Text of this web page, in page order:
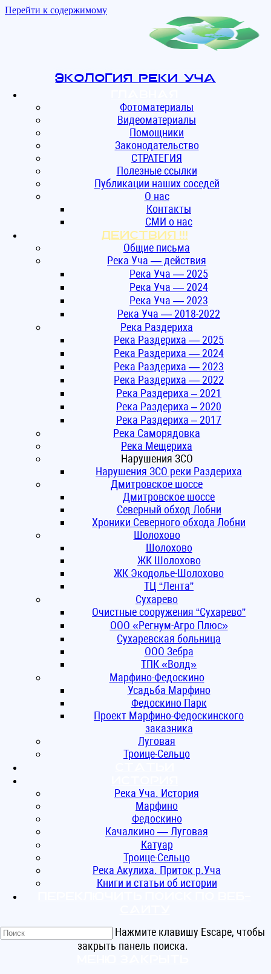
Перейти к содержимому
Экология реки Уча
Фотоматериалы
Видеоматериалы
Помощники
Законодательство
СТРАТЕГИЯ
Полезные ссылки
Публикации наших соседей
О нас
Контакты
СМИ о нас
ДЕЙСТВИЯ !!!
Общие письма
Река Уча — действия
Река Уча — 2025
Река Уча — 2024
Река Уча — 2023
Река Уча — 2018-2022
Река Раздериха
Река Раздериха — 2025
Река Раздериха — 2024
Река Раздериха — 2023
Река Раздериха — 2022
Река Раздериха – 2021
Река Раздериха – 2020
Река Раздериха – 2017
Река Саморядовка
Река Мещериха
Нарушения ЗСО
Нарушения ЗСО реки Раздериха
Дмитровское шоссе
Дмитровское шоссе
Северный обход Лобни
Хроники Северного обхода Лобни
Шолохово
Шолохово
ЖК Шолохово
ЖК Экодолье-Шолохово
ТЦ “Лента”
Сухарево
Очистные сооружения “Сухарево”
ООО «Регнум-Агро Плюс»
Сухаревская больница
ООО Зебра
ТПК «Волд»
Марфино-Федоскино
Усадьба Марфино
Федоскино Парк
Проект Марфино-Федоскинского
заказника
Луговая
Троице-Сельцо
Река Уча. История
Марфино
Федоскино
Качалкино — Луговая
Катуар
Троице-Сельцо
Река Акулиха. Приток р.Уча
Книги и статьи об истории
Нажмите клавишу Escape, чтобы
закрыть панель поиска.